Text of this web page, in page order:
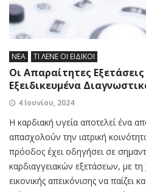
ΝΕΑ ΤΙ ΛΕΝΕ ΟΙ ΕΙΔΙΚΟΙ
Οι Απαραίτητες
Εξειδικευμένα
4 Ιουνίου, 2024
Η καρδιακή υγεία αποτελεί ένα
απασχολούν την ιατρική
πρόοδος έχει οδηγήσει σε
καρδιαγγειακών εξετάσεων, με
εικονικής απεικόνισης να παίζει